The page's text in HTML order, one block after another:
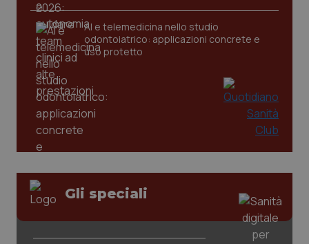
AI e telemedicina nello studio
odontoiatrico: applicazioni concrete e
uso protetto
Gli speciali
tracking-sites-ironfish-
session-id
www.quotidianosanita.it
_ga
Google LLC
.quotidianosanita.it